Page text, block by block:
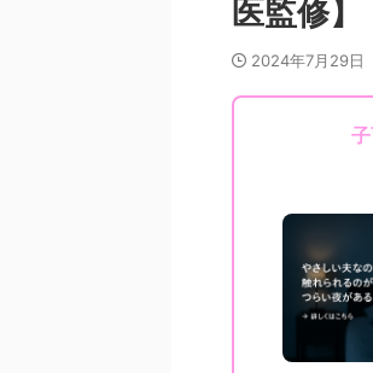
医監修】
2024年7月29日